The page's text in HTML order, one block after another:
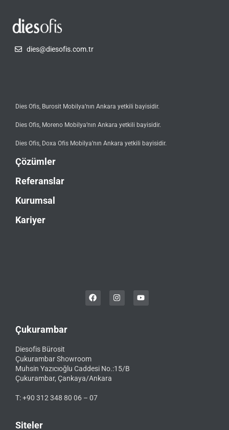
dies@diesofis.com.tr
Dies Ofis, Burosit Mobilya’nın Ankara yetkili bayisidir.
Dies Ofis, Moreno Mobilya’nın Ankara yetkili bayisidir.
Dies Ofis, Doxa Ofis Mobilya’nın Ankara yetkili bayisidir.
Çözümler
Referanslar
Kurumsal
Kariyer
Çukurambar
Diesofis Bürosit
Çukurambar Showroom
Muhsin Yazıcıoğlu Caddesi No.:15/B
Çukurambar, Çankaya/Ankara
T: +90 312 348 80 06 – 07
Siteler